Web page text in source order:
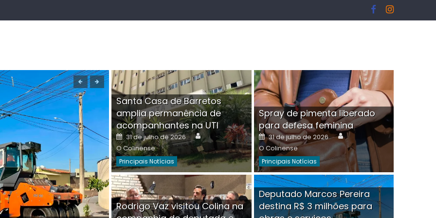
Boutique na Av. Ângelo Martins Tristão é
invadida por criminoso mascarado
Santa Casa de Barretos
amplia permanência de
acompanhantes na UTI
Posted
on
31 de julho de 2026 Author
O Colinense
Principais Notícias
Spray de pimenta liberado
para defesa feminina
Posted
on
31 de julho de 2026 Author
O Colinense
Principais Notícias
Rodrigo Vaz visitou Colina na
Deputado Marcos Pereira
destina R$ 3 milhões para